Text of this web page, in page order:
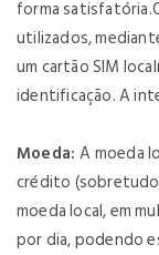
forma
utilizados,
um cartão SIM
identificação. A
Moeda:A moeda
crédito
moeda local, em
por dia, podendo